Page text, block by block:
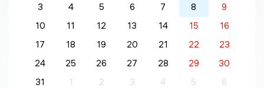
3
4 5 6 7 8
9
10
11 12 13 14 15
16
17
18 19 20 21 22
23
24
25 26 27 28 29
30
31
1 2 3 4 5 6